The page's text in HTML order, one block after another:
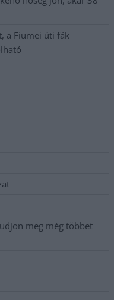
a Fiumei úti fák
meg még többet